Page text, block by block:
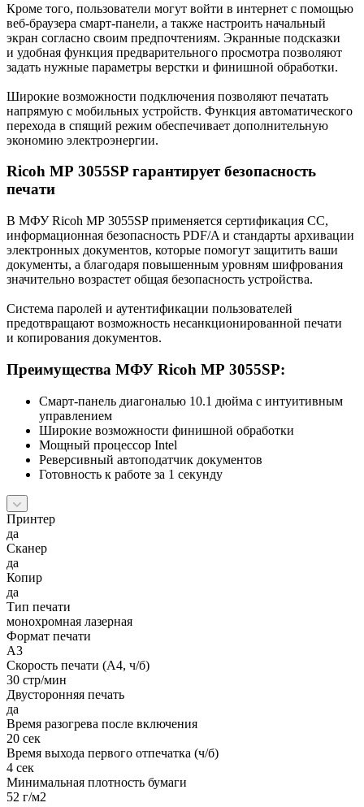
Кроме того, пользователи могут войти в интернет с помощью
веб-браузера смарт-панели, а также настроить начальный
экран согласно своим предпочтениям. Экранные подсказки
и удобная функция предварительного просмотра позволяют
задать нужные параметры верстки и финишной обработки.
Широкие возможности подключения позволяют печатать
напрямую с мобильных устройств. Функция автоматического
перехода в спящий режим обеспечивает дополнительную
экономию электроэнергии.
Ricoh MP 3055SP гарантирует безопасность
печати
В МФУ Ricoh MP 3055SP применяется сертификация СС,
информационная безопасность PDF/A и стандарты архивации
электронных документов, которые помогут защитить ваши
документы, а благодаря повышенным уровням шифрования
значительно возрастет общая безопасность устройства.
Система паролей и аутентификации пользователей
предотвращают возможность несанкционированной печати
и копирования документов.
Преимущества МФУ Ricoh MP 3055SP:
Смарт-панель диагональю 10.1 дюйма с интуитивным
управлением
Широкие возможности финишной обработки
Мощный процессор Intel
Реверсивный автоподатчик документов
Готовность к работе за 1 секунду
Принтер
да
Сканер
да
Копир
да
Тип печати
монохромная лазерная
Формат печати
A3
Скорость печати (А4, ч/б)
30 стр/мин
Двусторонняя печать
да
Время разогрева после включения
20 сек
Время выхода первого отпечатка (ч/б)
4 сек
Минимальная плотность бумаги
52 г/м2